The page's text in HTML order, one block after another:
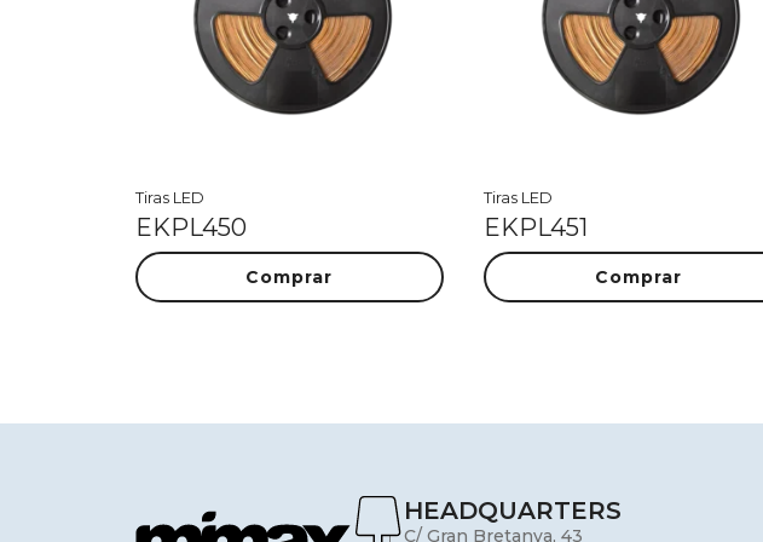
Tiras LED
EKPL450
Comprar
Tiras LED
EKPL451
Comprar
HEADQUARTERS
C/ Gran Bretanya, 43